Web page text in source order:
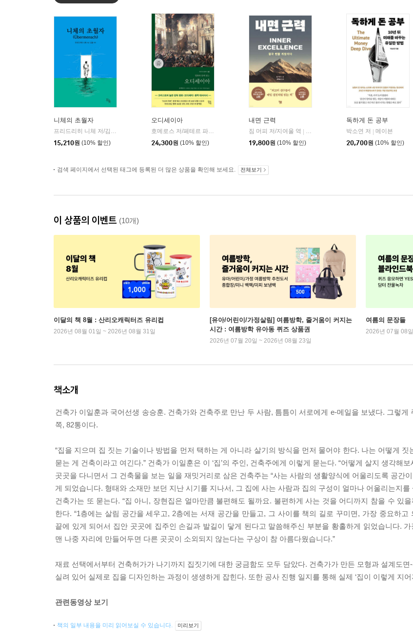
니체의 초월자
프리드리히 니체 저/김철 편역
15,210원 (10% 할인)
오디세이아
호메로스 저/페테르 파울 루벤스 그림/박문재 역 | 현대지성
24,300원 (10% 할인)
내면 근력
짐 머피 저/지여울 역
윌북(willbook)
19,800원 (10% 할인)
독하게 돈 공부
박소연 저
메이븐
20,700원 (10% 할인)
검색 페이지에서 선택된 태그에 등록된 더 많은 상품을 확인해 보세요. 전체보기
이 상품의 이벤트 (10개)
이달의 책 8월 : 산리오캐릭터즈 유리컵
2026년 08월 01일 ~ 2026년 08월 31일
[유아/어린이/가정살림] 여름방학, 줄거움이 커지는
시간 : 여름방학 유아동 퀴즈 상품권
2026년 07월 20일 ~ 2026년 08월 23일
여름의 문장들
2026년 07월 08
책소개
건축가 이일훈과 국어선생 송승훈. 건축가와 건축주로 만난 두 사람, 틈틈이 서로에게 e-메일을 보냈다. 그렇게
쪽, 82통이다.
“집을 지으며 집 짓는 기술이나 방법을 먼저 택하는 게 아니라 살기의 방식을 먼저 물어야 한다. 나는 어떻게 짓
묻는 게 건축이라고 여긴다.” 건축가 이일훈은 이 ‘집’의 주인, 건축주에게 이렇게 묻는다. “어떻게 살지 생각해보
곳곳을 다니면서 그 건축물을 보는 일을 재밋거리로 삼은 건축주는 “사는 사람의 생활양식에 어울리도록 공간
게 되었습니다. 형태와 소재만 보던 지난 시기를 지나서, 그 집에 사는 사람과 집의 구성이 얼마나 어울리는지를
건축가는 또 묻는다. “집 아니, 장현집은 얼마만큼 불편해도 될까요. 불편하게 사는 것을 어디까지 참을 수 있
한다. “1층에는 살림 공간을 세우고, 2층에는 서재 공간을 만들고, 그 사이를 책의 길로 꾸미면, 가장 중요하고
끝에 있게 되어서 집안 곳곳에 집주인 손길과 발길이 닿게 된다고 말씀해주신 부분을 황홀하게 읽었습니다.
맨 나중 자리에 만들어두면 다른 곳곳이 소외되지 않는다는 구상이 참 아름다웠습니다.”
재료 선택에서부터 건축허가가 나기까지 집짓기에 대한 궁금함도 모두 담았다. 건축가가 만든 모형과 설계도
실려 있어 실제로 집을 디자인하는 과정이 생생하게 잡힌다. 또한 공사 진행 일지를 통해 실제 ‘집이 이렇게 지
관련동영상 보기
책의 일부 내용을 미리 읽어보실 수 있습니다. 미리보기